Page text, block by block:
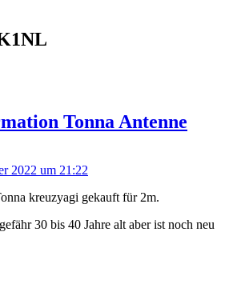
Tonna Antenne
2022 um 21:22
kreuzyagi gekauft für 2m.
30 bis 40 Jahre alt aber ist noch neu